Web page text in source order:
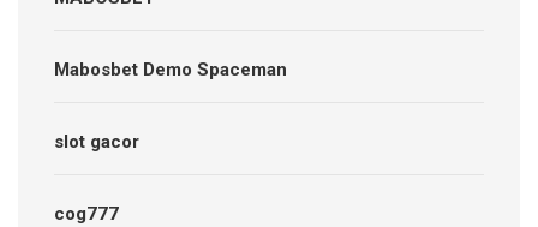
Mabosbet Demo Spaceman
slot gacor
cog777